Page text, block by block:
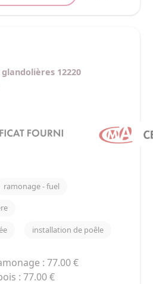
12220
ramonage - fuel
installation de poêle
: 77.00 €
: 77.00 €